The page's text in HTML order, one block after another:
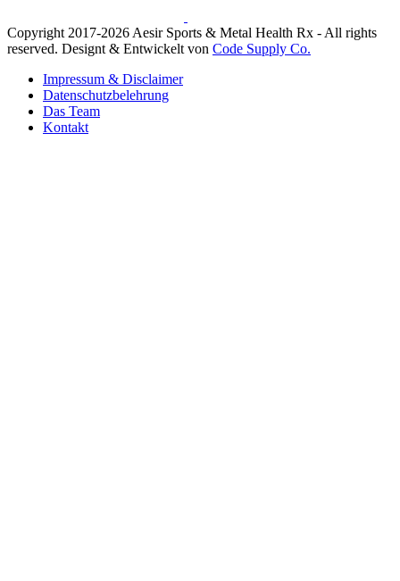
Copyright 2017-2026 Aesir Sports & Metal Health Rx - All rights
reserved. Designt & Entwickelt von Code Supply Co.
Impressum & Disclaimer
Datenschutzbelehrung
Das Team
Kontakt